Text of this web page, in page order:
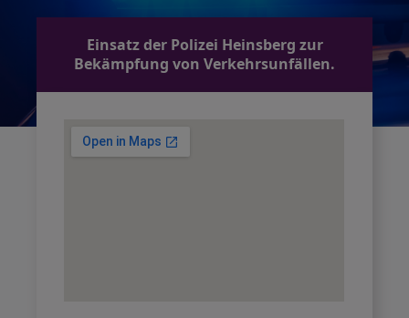
Einsatz der Polizei Heinsberg zur
Bekämpfung von Verkehrsunfällen.